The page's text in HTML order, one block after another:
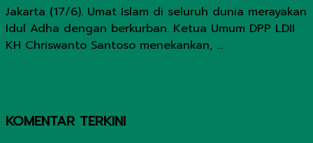
Jakarta (17/6). Umat Islam di seluruh dunia merayakan
Idul Adha dengan berkurban. Ketua Umum DPP LDII
KH Chriswanto Santoso menekankan, ...
KOMENTAR TERKINI